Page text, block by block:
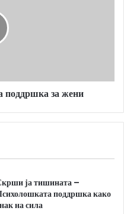
поддршка за жени
ја тишината –
поддршка како
на сила